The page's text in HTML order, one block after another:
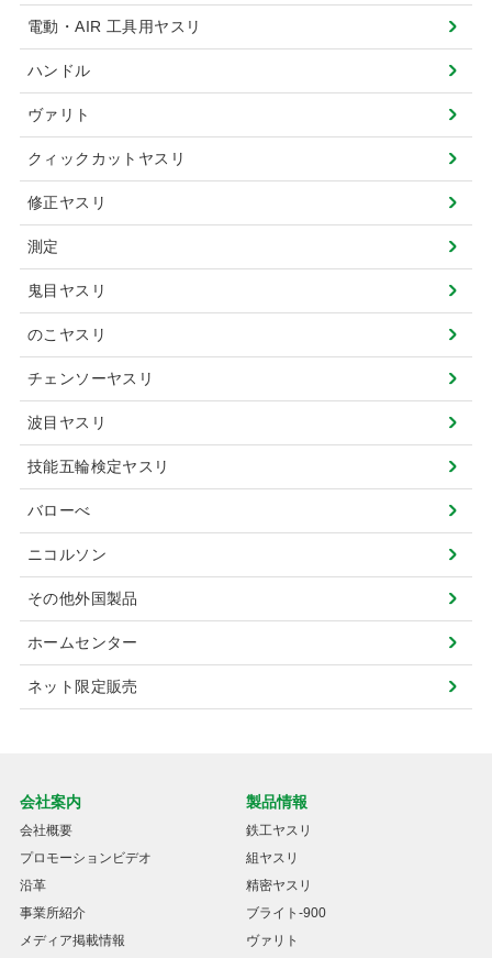
電動・AIR 工具用ヤスリ
ハンドル
ヴァリト
クィックカットヤスリ
修正ヤスリ
測定
鬼目ヤスリ
のこヤスリ
チェンソーヤスリ
波目ヤスリ
技能五輪検定ヤスリ
バローべ
ニコルソン
その他外国製品
ホームセンター
ネット限定販売
会社案内
会社概要
プロモーションビデオ
沿革
事業所紹介
メディア掲載情報
製品情報
鉄工ヤスリ
組ヤスリ
精密ヤスリ
ブライト-900
ヴァリト